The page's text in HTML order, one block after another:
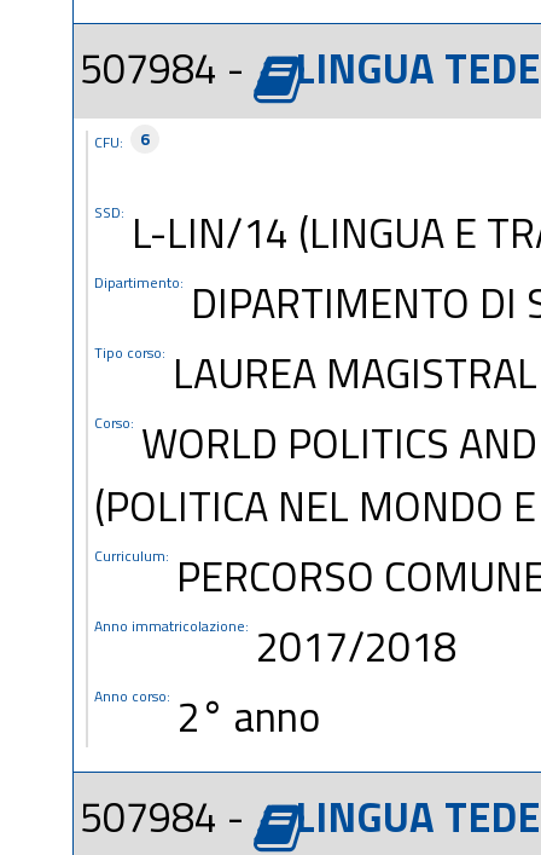
507984 -
LINGUA
CFU: 6
SSD: L-LIN/14 (LINGUA E
Dipartimento: DIPARTIMENTO DI
Tipo corso: LAUREA
Corso: WORLD POLITICS
(POLITICA NEL MONDO
Curriculum: PERCORSO
Anno immatricolazione: 2017/2018
Anno corso: 2° anno
507984 -
LINGUA